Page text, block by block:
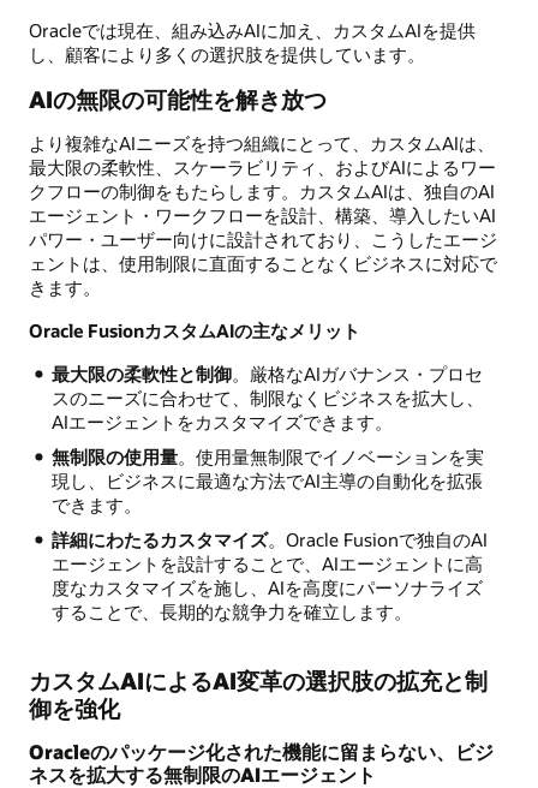
Oracleでは現在、組み込みAIに加え、カスタムAIを提供
し、顧客により多くの選択肢を提供しています。
AIの無限の可能性を解き放つ
より複雑なAIニーズを持つ組織にとって、カスタムAIは、
最大限の柔軟性、スケーラビリティ、およびAIによるワー
クフローの制御をもたらします。カスタムAIは、独自のAI
エージェント・ワークフローを設計、構築、導入したいAI
パワー・ユーザー向けに設計されており、こうしたエージ
ェントは、使用制限に直面することなくビジネスに対応で
きます。
Oracle FusionカスタムAIの主なメリット
最大限の柔軟性と制御。厳格なAIガバナンス・プロセ
スのニーズに合わせて、制限なくビジネスを拡大し、
AIエージェントをカスタマイズできます。
無制限の使用量。使用量無制限でイノベーションを実
現し、ビジネスに最適な方法でAI主導の自動化を拡張
できます。
詳細にわたるカスタマイズ。Oracle Fusionで独自のAI
エージェントを設計することで、AIエージェントに高
度なカスタマイズを施し、AIを高度にパーソナライズ
することで、長期的な競争力を確立します。
カスタムAIによるAI変革の選択肢の拡充と制
御を強化
Oracleのパッケージ化された機能に留まらない、ビジ
ネスを拡大する無制限のAIエージェント